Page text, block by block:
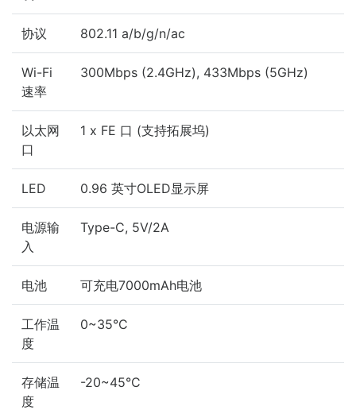
协议 802.11 a/b/g/n/ac
Wi-Fi
速率
300Mbps (2.4GHz), 433Mbps (5GHz)
以太网
口
1 x FE 口 (支持拓展坞)
LED 0.96 英寸OLED显示屏
电源输
入
Type-C, 5V/2A
电池 可充电7000mAh电池
工作温
度
0~35°C
存储温
度
-20~45°C